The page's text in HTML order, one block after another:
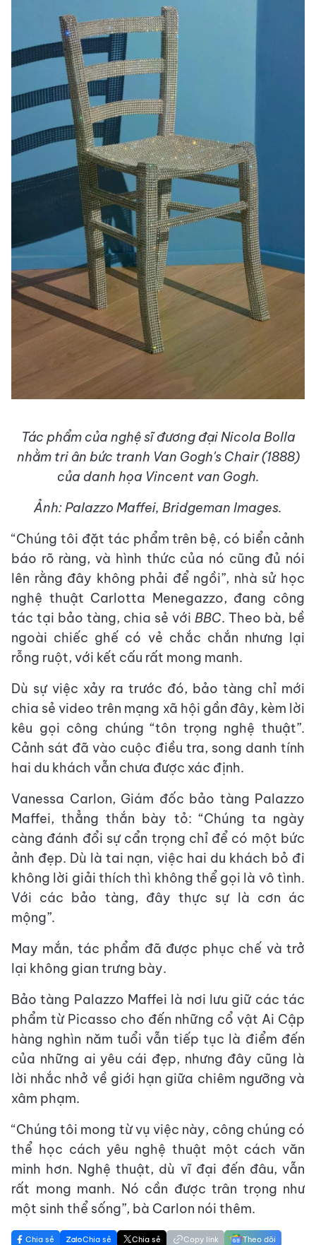
Tác phẩm của nghệ sĩ đương đại Nicola Bolla
nhằm tri ân bức tranh Van Gogh's Chair (1888)
của danh họa Vincent van Gogh.
Ảnh: Palazzo Maffei, Bridgeman Images.
“Chúng tôi đặt tác phẩm trên bệ, có biển cảnh
báo rõ ràng, và hình thức của nó cũng đủ nói
lên rằng đây không phải để ngồi”, nhà sử học
nghệ thuật Carlotta Menegazzo, đang công
tác tại bảo tàng, chia sẻ với BBC. Theo bà, bề
ngoài chiếc ghế có vẻ chắc chắn nhưng lại
rỗng ruột, với kết cấu rất mong manh.
Dù sự việc xảy ra trước đó, bảo tàng chỉ mới
chia sẻ video trên mạng xã hội gần đây, kèm lời
kêu gọi công chúng “tôn trọng nghệ thuật”.
Cảnh sát đã vào cuộc điều tra, song danh tính
hai du khách vẫn chưa được xác định.
Vanessa Carlon, Giám đốc bảo tàng Palazzo
Maffei, thẳng thắn bày tỏ: “Chúng ta ngày
càng đánh đổi sự cẩn trọng chỉ để có một bức
ảnh đẹp. Dù là tai nạn, việc hai du khách bỏ đi
không lời giải thích thì không thể gọi là vô tình.
Với các bảo tàng, đây thực sự là cơn ác
mộng”.
May mắn, tác phẩm đã được phục chế và trở
lại không gian trưng bày.
Bảo tàng Palazzo Maffei là nơi lưu giữ các tác
phẩm từ Picasso cho đến những cổ vật Ai Cập
hàng nghìn năm tuổi vẫn tiếp tục là điểm đến
của những ai yêu cái đẹp, nhưng đây cũng là
lời nhắc nhở về giới hạn giữa chiêm ngưỡng và
xâm phạm.
“Chúng tôi mong từ vụ việc này, công chúng có
thể học cách yêu nghệ thuật một cách văn
minh hơn. Nghệ thuật, dù vĩ đại đến đâu, vẫn
rất mong manh. Nó cần được trân trọng như
một sinh thể sống”, bà Carlon nói thêm.
Chia sẻ Chia sẻ Chia sẻ Copy link Theo dõi